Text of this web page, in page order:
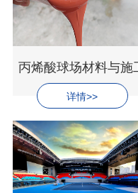
丙烯酸球场材料与施
详情>>